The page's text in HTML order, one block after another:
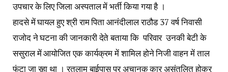
उपचार के लिए जिला अस्पताल में भर्ती किया गया है ।
हादसे में घायल हुए श्री राम पिता आनंदीलाल राठौड 37 वर्ष निवासी
राजोद ने घटना की जानकारी देते बताया कि परिवार उनकी बेटी के
ससुराल में आयोजित एक कार्यक्रम में शामिल होने निजी वाहन में ताल
फंटा जा रहा था । रतलाम बाईपास पर अचानक कार असंतुलित होकर